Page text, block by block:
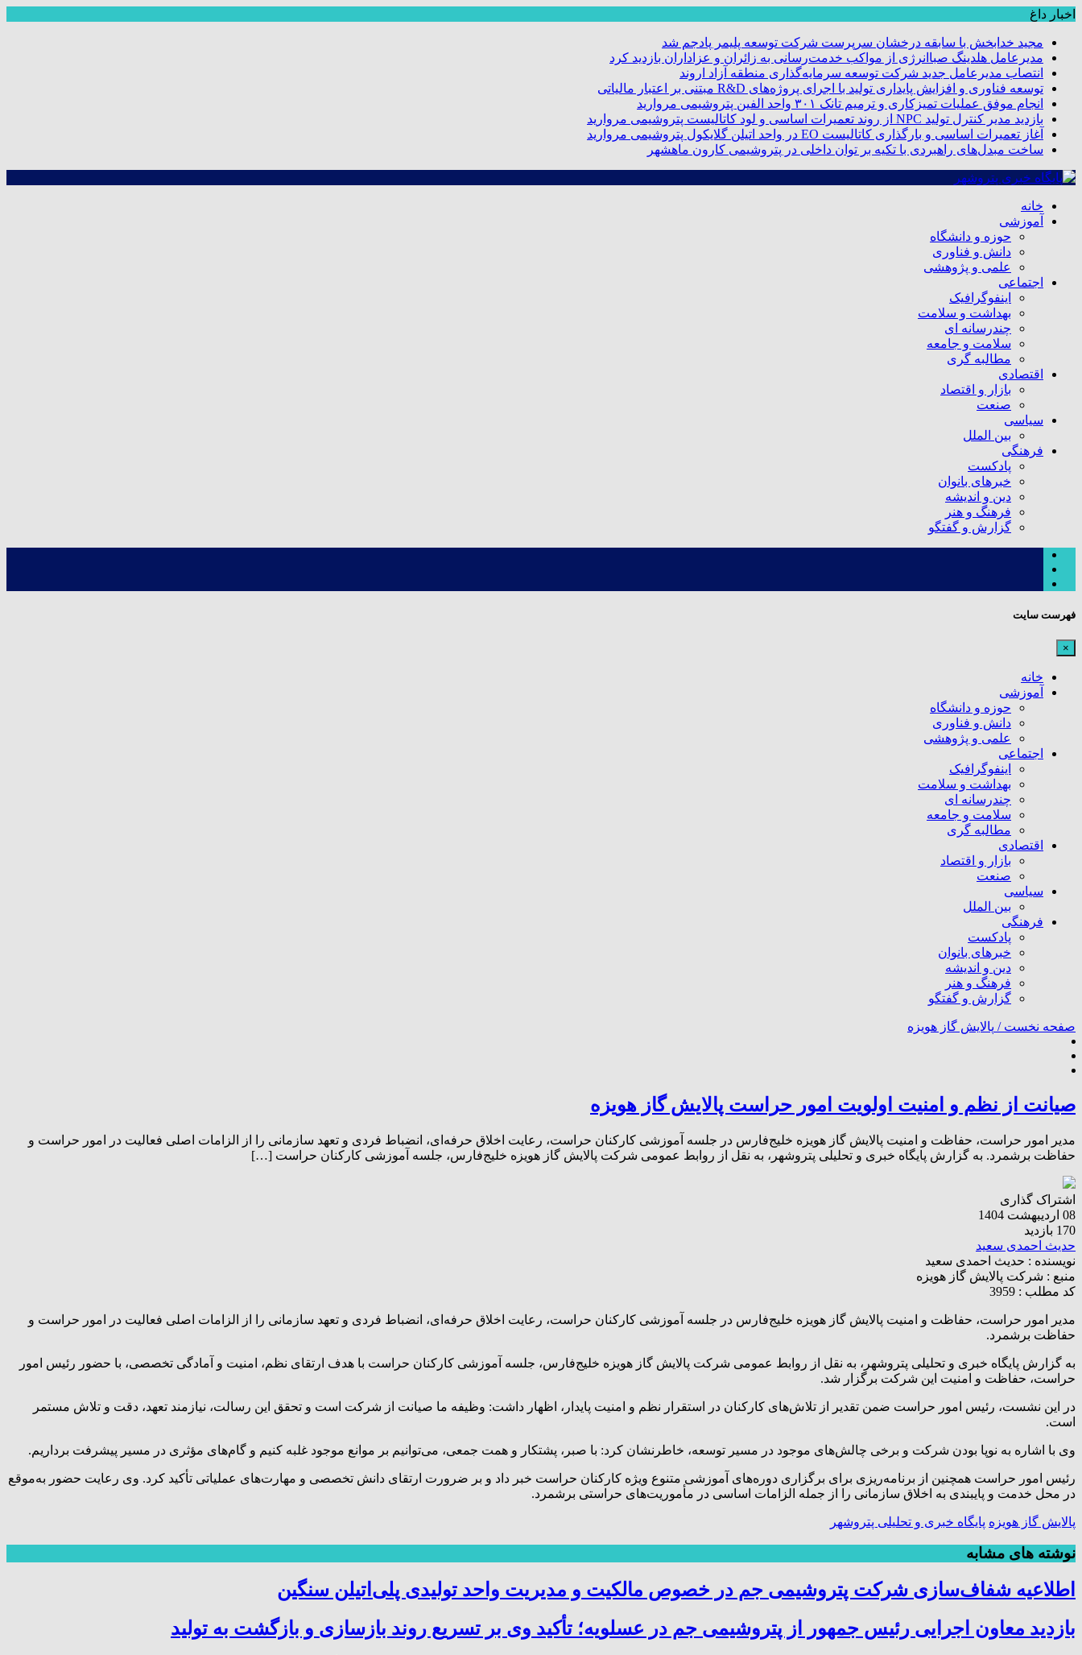
اخبار داغ
مجید خدابخش با سابقه درخشان سرپرست شرکت توسعه پلیمر پادجم شد
مدیرعامل هلدینگ صباانرژی از مواکب خدمت‌رسانی به زائران و عزاداران بازدید کرد
انتصاب مدیرعامل جدید شرکت توسعه سرمایه‌گذاری منطقه آزاد اروند
توسعه فناوری و افزایش پایداری تولید با اجرای پروژه‌های R&D مبتنی بر اعتبار مالیاتی
انجام موفق عملیات تمیزکاری و ترمیم تانک ۳۰۱ واحد الفین پتروشیمی مروارید
بازدید مدیر کنترل تولید NPC از روند تعمیرات اساسی و لود کاتالیست پتروشیمی مروارید
آغاز تعمیرات اساسی و بارگذاری کاتالیست EO در واحد اتیلن گلایکول پتروشیمی مروارید
ساخت مبدل‌های راهبردی با تکیه بر توان داخلی در پتروشیمی کارون ماهشهر
خانه
آموزشی
حوزه و دانشگاه
دانش و فناوری
علمی و پژوهشی
اجتماعی
اینفوگرافیک
بهداشت و سلامت
چندرسانه ای
سلامت و جامعه
مطالبه گری
اقتصادی
بازار و اقتصاد
صنعت
سیاسی
بین الملل
فرهنگی
پادکست
خبرهای بانوان
دین و اندیشه
فرهنگ و هنر
گزارش و گفتگو
فهرست سایت
×
خانه
آموزشی
حوزه و دانشگاه
دانش و فناوری
علمی و پژوهشی
اجتماعی
اینفوگرافیک
بهداشت و سلامت
چندرسانه ای
سلامت و جامعه
مطالبه گری
اقتصادی
بازار و اقتصاد
صنعت
سیاسی
بین الملل
فرهنگی
پادکست
خبرهای بانوان
دین و اندیشه
فرهنگ و هنر
گزارش و گفتگو
صفحه نخست / پالایش گاز هویزه
صیانت از نظم و امنیت اولویت امور حراست پالایش گاز هویزه
مدیر امور حراست، حفاظت و امنیت پالایش گاز هویزه خلیج‌فارس در جلسه آموزشی کارکنان حراست، رعایت اخلاق حرفه‌ای، انضباط فردی و تعهد سازمانی را از الزامات اصلی فعالیت در امور حراست و
حفاظت برشمرد. به گزارش پایگاه خبری و تحلیلی پتروشهر، به نقل از روابط‌ عمومی شرکت پالایش گاز هویزه خلیج‌فارس، جلسه آموزشی کارکنان حراست […]
اشتراک گذاری
08 اردیبهشت 1404
170 بازدید
حدیث احمدی سعید
نویسنده : حدیث احمدی سعید
منبع : شرکت پالایش گاز هویزه
کد مطلب : 3959
مدیر امور حراست، حفاظت و امنیت پالایش گاز هویزه خلیج‌فارس در جلسه آموزشی کارکنان حراست، رعایت اخلاق حرفه‌ای، انضباط فردی و تعهد سازمانی را از الزامات اصلی فعالیت در امور حراست و
حفاظت برشمرد.
به گزارش پایگاه خبری و تحلیلی پتروشهر، به نقل از روابط‌ عمومی شرکت پالایش گاز هویزه خلیج‌فارس، جلسه آموزشی کارکنان حراست با هدف ارتقای نظم، امنیت و آمادگی تخصصی، با حضور رئیس امور
حراست، حفاظت و امنیت این شرکت برگزار شد.
در این نشست، رئیس امور حراست ضمن تقدیر از تلاش‌های کارکنان در استقرار نظم و امنیت پایدار، اظهار داشت: وظیفه ما صیانت از شرکت است و تحقق این رسالت، نیازمند تعهد، دقت و تلاش مستمر
است.
وی با اشاره به نوپا بودن شرکت و برخی چالش‌های موجود در مسیر توسعه، خاطرنشان کرد: با صبر، پشتکار و همت جمعی، می‌توانیم بر موانع موجود غلبه کنیم و گام‌های مؤثری در مسیر پیشرفت برداریم.
رئیس امور حراست همچنین از برنامه‌ریزی برای برگزاری دوره‌های آموزشی متنوع ویژه کارکنان حراست خبر داد و بر ضرورت ارتقای دانش تخصصی و مهارت‌های عملیاتی تأکید کرد. وی رعایت حضور به‌موقع
در محل خدمت و پایبندی به اخلاق سازمانی را از جمله الزامات اساسی در مأموریت‌های حراستی برشمرد.
پالایش گاز هویزه پایگاه خبری و تحلیلی پتروشهر
نوشته های مشابه
اطلاعیه شفاف‌سازی شرکت پتروشیمی جم در خصوص مالکیت و مدیریت واحد تولیدی پلی‌اتیلن سنگین
بازدید معاون اجرایی رئیس جمهور از پتروشیمی جم در عسلویه؛ تأکید وی بر تسریع روند بازسازی و بازگشت به تولید